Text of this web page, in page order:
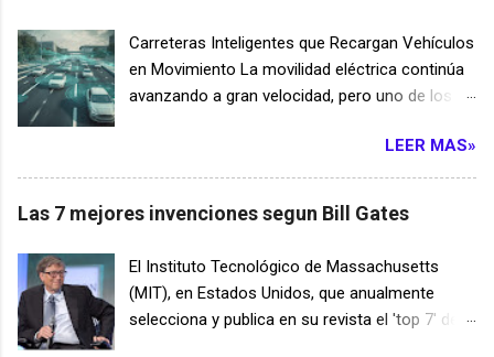
Carreteras Inteligentes que Recargan Vehículos
en Movimiento La movilidad eléctrica continúa
avanzando a gran velocidad, pero uno de los
de las baterías y el tiempo necesario para
recargarlas. Para resolver este problema, un
grupo de ingenieros ha desarrollado un
innovador sistema de carreteras inteligentes
mientras circulan. Esta tecnología podría
transformar por completo el transporte
terrestre durante las próximas décadas. El
LEER MAS»
Las 7 mejores invenciones segun Bill Gates
El Instituto Tecnológico de Massachusetts
(MIT), en Estados Unidos, que anualmente
selecciona y publica en su revista el 'top 7' de